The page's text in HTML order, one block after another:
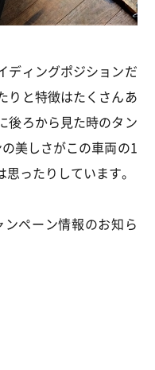
ディングポジションだ
りと特徴はたくさんあ
後ろから見た時のタン
美しさがこの車両の1
ったりしています。
ンペーン情報のお知ら